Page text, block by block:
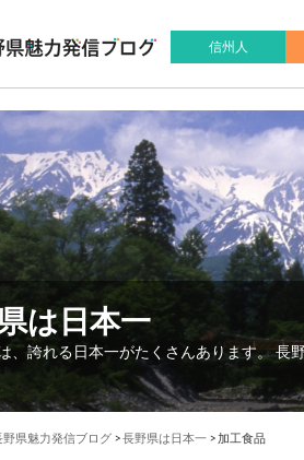
信州人
は日本一
、誇れる日本一がたくさんあります。 長
野県魅力発信ブログ >長野県は日本一 >加工食品